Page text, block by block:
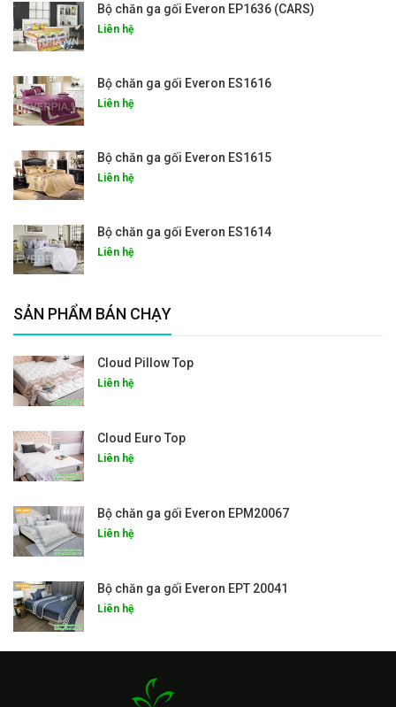
Bộ chăn ga gối Everon EP1636 (CARS)
Liên hệ
Bộ chăn ga gối Everon ES1616
Liên hệ
Bộ chăn ga gối Everon ES1615
Liên hệ
Bộ chăn ga gối Everon ES1614
Liên hệ
SẢN PHẨM BÁN CHẠY
Cloud Pillow Top
Liên hệ
Cloud Euro Top
Liên hệ
Bộ chăn ga gối Everon EPM20067
Liên hệ
Bộ chăn ga gối Everon EPT 20041
Liên hệ